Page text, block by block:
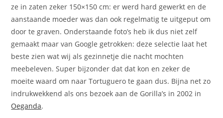
ze in zaten zeker 150×150 cm: er werd hard gewerkt en de
aanstaande moeder was dan ook regelmatig te uitgeput om
door te graven. Onderstaande foto’s heb ik dus niet zelf
gemaakt maar van Google getrokken: deze selectie laat het
beste zien wat wij als gezinnetje die nacht mochten
meebeleven. Super bijzonder dat dat kon en zeker de
moeite waard om naar Tortuguero te gaan dus. Bijna net zo
indrukwekkend als ons bezoek aan de Gorilla’s in 2002 in
Oeganda.